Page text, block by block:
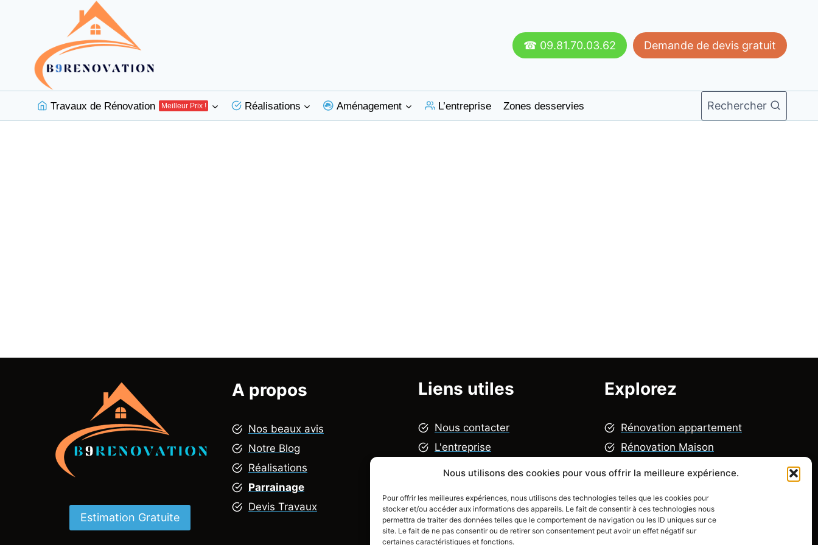
Nous utilisons des cookies pour vous offrir la meilleure expérience.
Pour offrir les meilleures expériences, nous utilisons des technologies telles que les cookies pour
stocker et/ou accéder aux informations des appareils. Le fait de consentir à ces technologies nous
permettra de traiter des données telles que le comportement de navigation ou les ID uniques sur ce
site. Le fait de ne pas consentir ou de retirer son consentement peut avoir un effet négatif sur
certaines caractéristiques et fonctions.
☎ 09.81.70.03.62 Demande de devis gratuit
Travaux de Rénovation Meilleur Prix ! Réalisations Aménagement L’entreprise Zones desservies Rechercher
Estimation Gratuite
A propos
Nos beaux avis
Notre Blog
Réalisations
Parrainage
Devis Travaux
Liens utiles
Nous contacter
L'entreprise
Mentions légales
FAQ
Explorez
Rénovation appartement
Rénovation Maison
Rénovation chambre
Rénovation cuisine